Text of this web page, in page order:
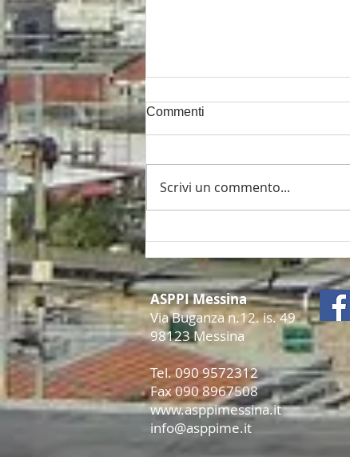
regolamento non le vieta in
modo espresso
Commenti
Scrivi un commento...
ASPPI Messina
Via Buganza n.12. is. 49
98123 Messina
Tel. 090 9572312
Fax 090 8967508
www.asppimessina.it
info@asppime.it